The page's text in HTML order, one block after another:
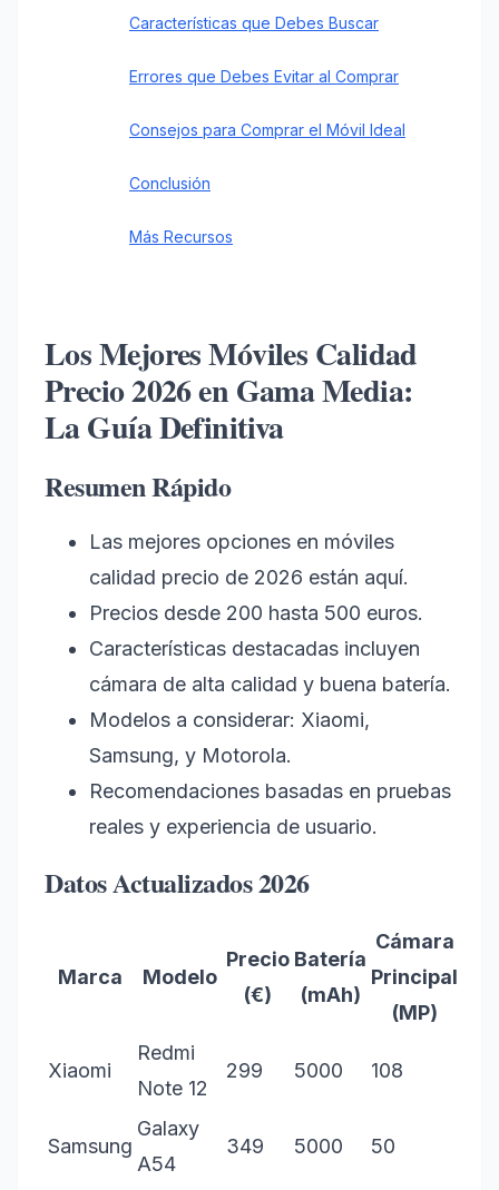
Características que Debes Buscar
Errores que Debes Evitar al Comprar
Consejos para Comprar el Móvil Ideal
Conclusión
Más Recursos
Los Mejores Móviles Calidad
Precio 2026 en Gama Media:
La Guía Definitiva
Resumen Rápido
Las mejores opciones en móviles
calidad precio de 2026 están aquí.
Precios desde 200 hasta 500 euros.
Características destacadas incluyen
cámara de alta calidad y buena batería.
Modelos a considerar: Xiaomi,
Samsung, y Motorola.
Recomendaciones basadas en pruebas
reales y experiencia de usuario.
Datos Actualizados 2026
Marca Modelo
Precio
(€)
Batería
(mAh)
Cámara
Principal
(MP)
Xiaomi
Redmi
Note 12
299 5000 108
Samsung
Galaxy
A54
349 5000 50